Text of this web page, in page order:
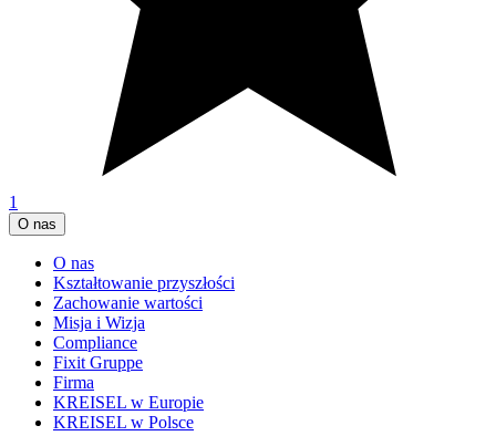
1
O nas
O nas
Kształtowanie przyszłości
Zachowanie wartości
Misja i Wizja
Compliance
Fixit Gruppe
Firma
KREISEL w Europie
KREISEL w Polsce